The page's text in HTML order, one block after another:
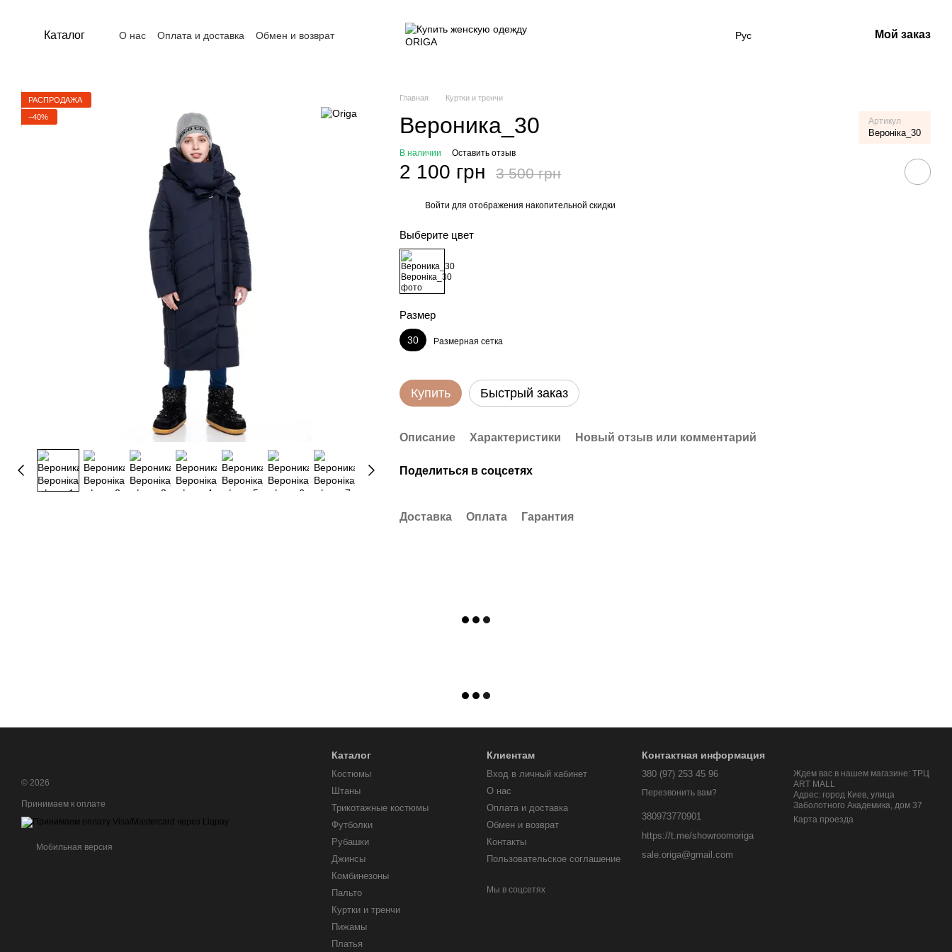
Каталог О нас Оплата и доставка
Обмен и возврат
Рус Мой заказ
РАСПРОДАЖА
−40%
Главная Куртки и тренчи
Вероника_30 Артикул
Вероніка_30
В наличии Оставить отзыв
2 100 грн 3 500 грн
Войти для отображения накопительной скидки
Выберите цвет
Размер
30 Размерная сетка
Купить Быстрый заказ
Описание Характеристики Новый отзыв или комментарий
Поделиться в соцсетях
Доставка Оплата Гарантия
© 2026
Принимаем к оплате
Мобильная версия
Каталог
Костюмы
Штаны
Трикотажные костюмы
Футболки
Рубашки
Джинсы
Комбинезоны
Пальто
Куртки и тренчи
Пижамы
Платья
Клиентам
Вход в личный кабинет
О нас
Оплата и доставка
Обмен и возврат
Контакты
Пользовательское соглашение
Мы в соцсетях
Контактная информация
380 (97) 253 45 96
Перезвонить вам?
380973770901
https://t.me/showroomoriga
sale.origa@gmail.com
Ждем вас в нашем магазине: ТРЦ
ART MALL
Адрес: город Киев, улица
Заболотного Академика, дом 37
Карта проезда